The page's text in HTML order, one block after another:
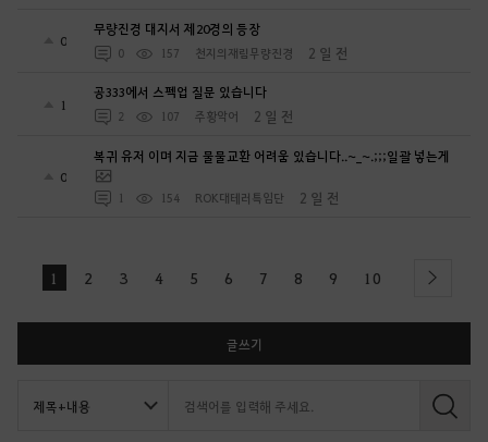
0
무량진경 대지서 제20경의 등장
0 157 천지의재림무량진경 2 일 전
1
공333에서 스펙업 질문 있습니다
2 107 주황악어 2 일 전
0
복귀 유저 이며 지금 물물교환 어려움 있습니다..~_~.;;;일괄 넣는게
1 154 ROK대테러특임단 2 일 전
1 2 3 4 5 6 7 8 9 10 next
글쓰기
검